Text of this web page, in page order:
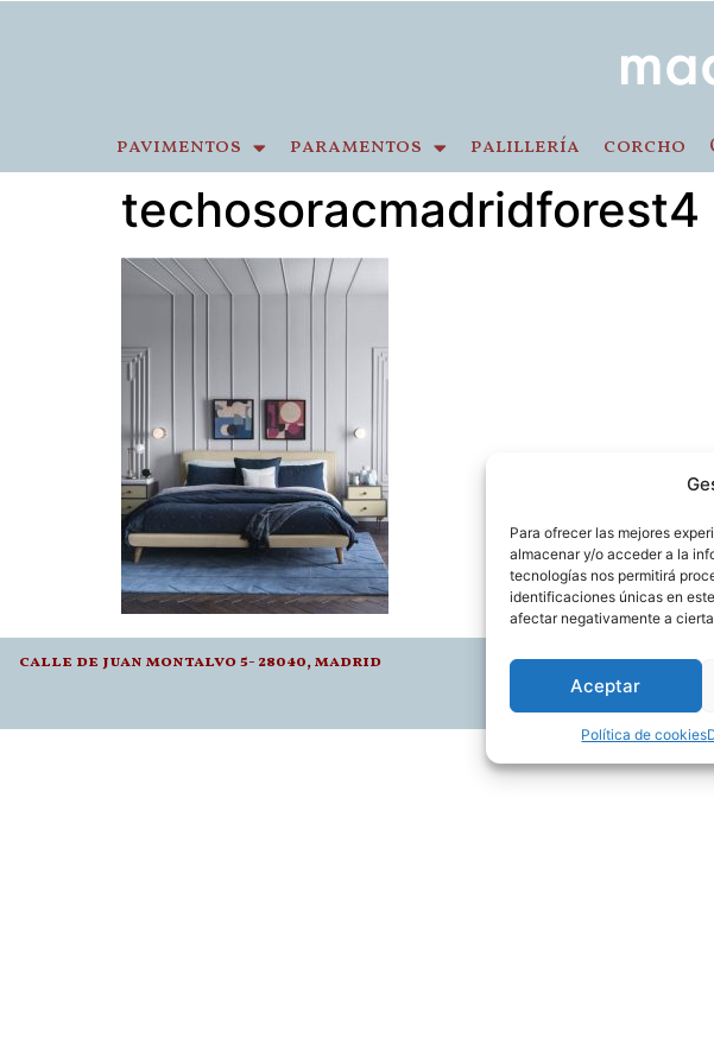
Para ofrecer las mejores
almacenar y/o acceder a la
tecnologías nos permitirá
identificaciones únicas en
afectar negativamente a
Aceptar
Política de cookies
pavimentos paramentos palillería corcho
techosoracmadridforest4
calle de juan montalvo 5- 28040, madrid l-v: 8.30-14 / 15-18h